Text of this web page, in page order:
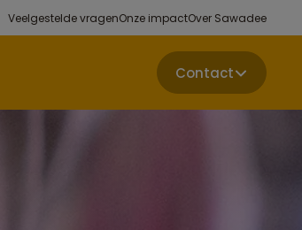
Veelgestelde vragenOnze impactOver Sawadee
Contact